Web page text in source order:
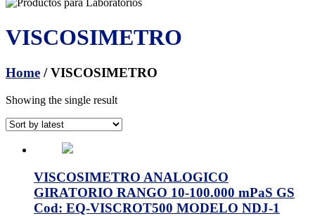
VISCOSIMETRO
Home / VISCOSIMETRO
Showing the single result
VISCOSIMETRO ANALOGICO
GIRATORIO RANGO 10-100.000 mPaS GS
Cod: EQ-VISCROT500 MODELO NDJ-1